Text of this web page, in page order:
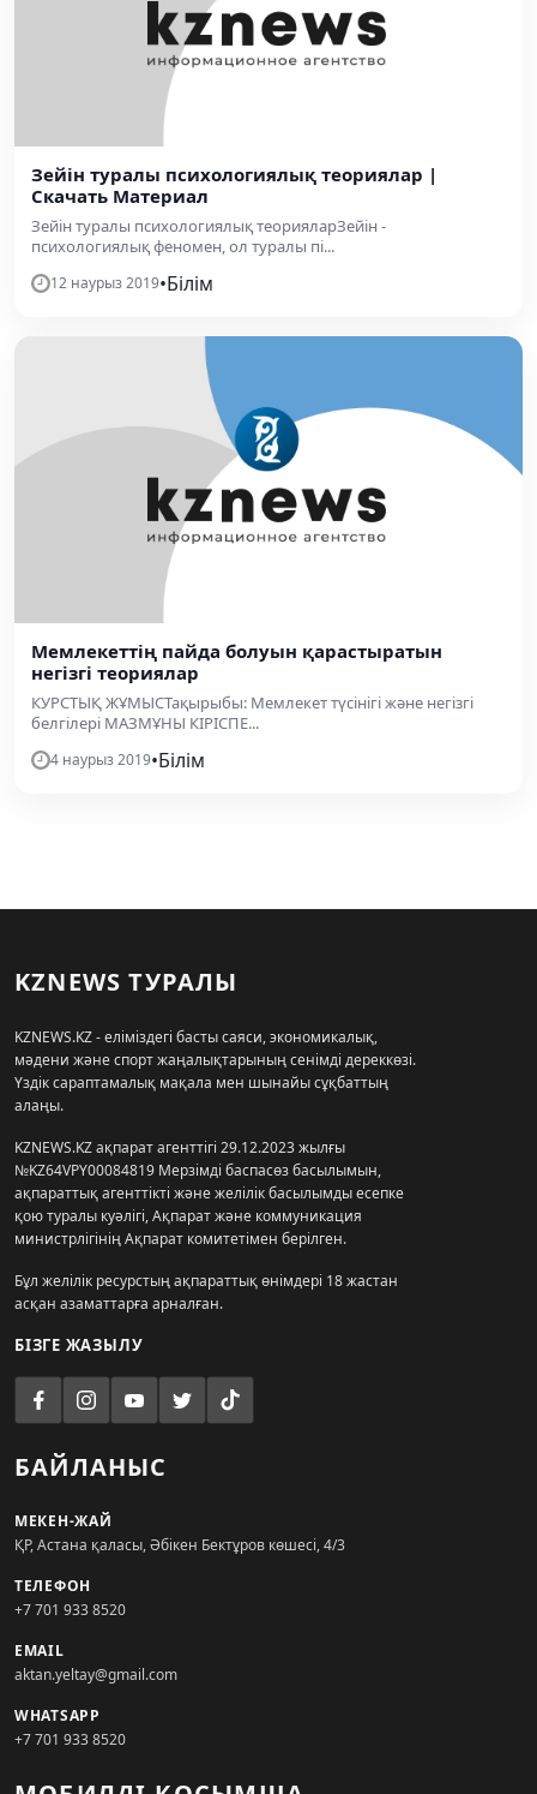
Зейін туралы психологиялық теориялар |
Скачать Материал
Зейін туралы психологиялық теорияларЗейін -
психологиялық феномен, ол туралы пі...
12 наурыз 2019•Білім
Мемлекеттің пайда болуын қарастыратын
негізгі теориялар
КУРСТЫҚ ЖҰМЫСТақырыбы: Мемлекет түсінігі және негізгі
белгілері МАЗМҰНЫ КІРІСПЕ...
4 наурыз 2019•Білім
KZNEWS ТУРАЛЫ
KZNEWS.KZ - еліміздегі басты саяси, экономикалық,
мәдени және спорт жаңалықтарының сенімді дереккөзі.
Үздік сараптамалық мақала мен шынайы сұқбаттың
алаңы.
KZNEWS.KZ ақпарат агенттігі 29.12.2023 жылғы
№KZ64VPY00084819 Мерзімді баспасөз басылымын,
ақпараттық агенттікті және желілік басылымды есепке
қою туралы куәлігі, Ақпарат және коммуникация
министрлігінің Ақпарат комитетімен берілген.
Бұл желілік ресурстың ақпараттық өнімдері 18 жастан
асқан азаматтарға арналған.
БІЗГЕ ЖАЗЫЛУ
БАЙЛАНЫС
МЕКЕН-ЖАЙ
ҚР, Астана қаласы, Әбікен Бектұров көшесі, 4/3
ТЕЛЕФОН
+7 701 933 8520
EMAIL
aktan.yeltay@gmail.com
WHATSAPP
+7 701 933 8520